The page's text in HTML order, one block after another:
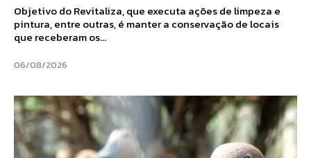
Objetivo do Revitaliza, que executa ações de limpeza e
pintura, entre outras, é manter a conservação de locais
que receberam os...
06/08/2026